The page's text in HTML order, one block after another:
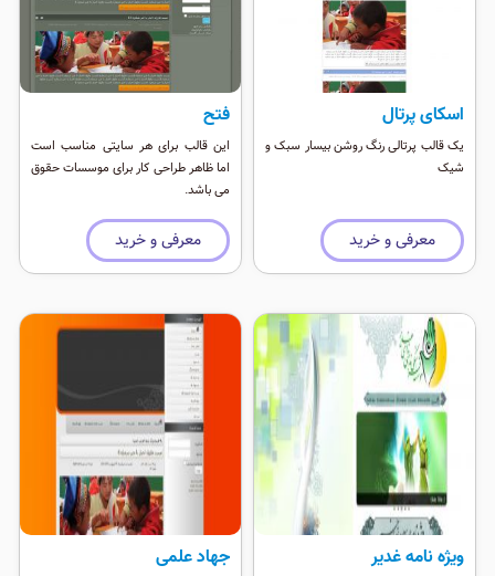
اسکای پرتال
یک قالب پرتالی رنگ روشن بیسار سبک و
شیک
معرفی و خرید
فتح
این قالب برای هر سایتی مناسب است
اما ظاهر طراحی کار برای موسسات حقوق
می باشد.
معرفی و خرید
ویژه نامه غدیر جهاد علمی